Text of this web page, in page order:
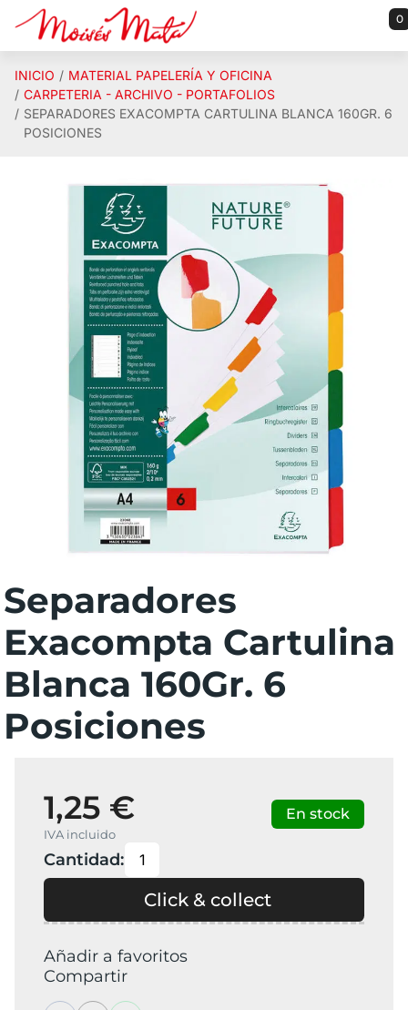
Saltar al contenido principal 0
INICIO
MATERIAL PAPELERÍA Y OFICINA
CARPETERIA - ARCHIVO - PORTAFOLIOS
SEPARADORES EXACOMPTA CARTULINA BLANCA 160GR. 6
POSICIONES
Separadores
Exacompta Cartulina
Blanca 160Gr. 6
Posiciones
1,25 €
IVA incluido
En stock
Cantidad:
Click & collect
Añadir a favoritos
Compartir